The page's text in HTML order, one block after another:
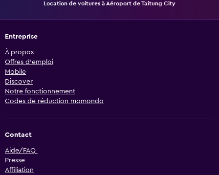
Location de voitures à Aéroport de Taitung City
Entreprise
À propos
Offres d’emploi
Mobile
Discover
Notre fonctionnement
Codes de réduction momondo
Contact
Aide/FAQ
Presse
Affiliation